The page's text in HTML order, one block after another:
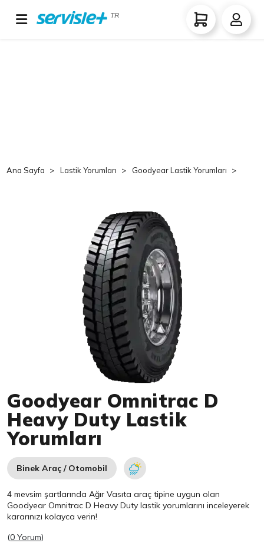
TR
Ana Sayfa Lastik Yorumları Goodyear Lastik Yorumları
Goodyear Omnitrac D
Heavy Duty Lastik
Yorumları
Binek Araç / Otomobil
4 mevsim şartlarında Ağır Vasıta araç tipine uygun olan
Goodyear Omnitrac D Heavy Duty lastik yorumlarını inceleyerek
kararınızı kolayca verin!
(0 Yorum)